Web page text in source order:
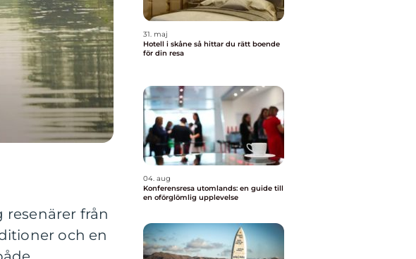
resenärer från
och en
31. maj
Hotell i skåne så hittar du rätt boende
för din resa
04. aug
Konferensresa utomlands: en guide till
en oförglömlig upplevelse